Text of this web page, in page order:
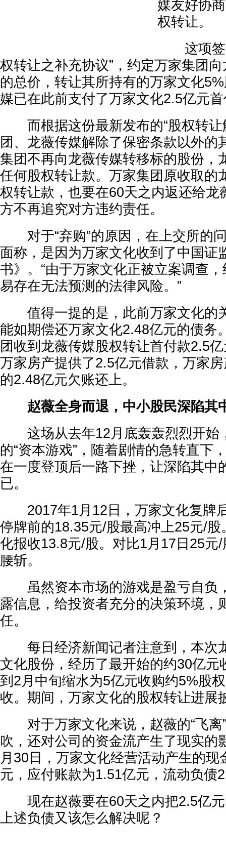
媒友好协
权转让。
这项签
权转让之补充协议”，约定万家集团
的总价，转让其所持有的万家文化
媒已在此前支付了万家文化2.5亿元
而根据这份最新发布的“股权转让
团、龙薇传媒解除了保密条款以外的
集团不再向龙薇传媒转移标的股份，
任何股权转让款。万家集团原收取的
权转让款，也要在60天之内返还给龙
方不再追究对方违约责任。
对于“弃购”的原因，在上交所的
面称，是因为万家文化收到了中国证
书》。“由于万家文化正被立案调查
易存在无法预测的法律风险。”
值得一提的是，此前万家文化的
能如期偿还万家文化2.48亿元的债务
团收到龙薇传媒股权转让首付款2.5
万家房产提供了2.5亿元借款，万家
的2.48亿元欠账还上。
赵薇全身而退，中小股民深陷其
这场从去年12月底轰轰烈烈开始
的“资本游戏”，随着剧情的急转直下
在一度登顶后一路下挫，让深陷其中
已。
2017年1月12日，万家文化复牌
停牌前的18.35元/股最高冲上25元/
化报收13.8元/股。对比1月17日25元
腰斩。
虽然资本市场的游戏是盈亏自负
露信息，给投资者充分的决策环境，
任。
每日经济新闻记者注意到，本次
文化股份，经历了最开始的约30亿元
到2月中旬缩水为5亿元收购约5%股
收。期间，万家文化的股权转让进展
对于万家文化来说，赵薇的“飞离
吹，还对公司的资金流产生了现实的
月30日，万家文化经营活动产生的现
元，应付账款为1.51亿元，流动负债
现在赵薇要在60天之内把2.5亿元
上述负债又该怎么解决呢？